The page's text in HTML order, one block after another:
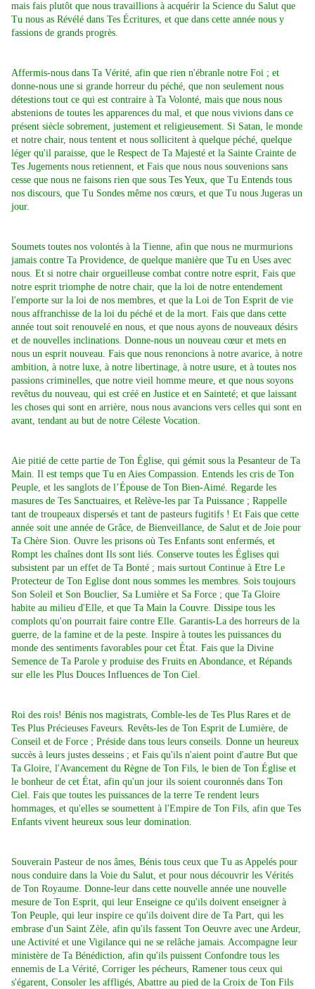
mais fais plutôt que nous travaillions à acquérir la Science du Salut que
Tu nous as Révélé dans Tes Écritures, et que dans cette année nous y
fassions de grands progrès.
Affermis-nous dans Ta Vérité, afin que rien n'ébranle notre Foi ; et
donne-nous une si grande horreur du péché, que non seulement nous
détestions tout ce qui est contraire à Ta Volonté, mais que nous nous
abstenions de toutes les apparences du mal, et que nous vivions dans ce
présent siècle sobrement, justement et religieusement. Si Satan, le monde
et notre chair, nous tentent et nous sollicitent à quelque péché, quelque
léger qu'il paraisse, que le Respect de Ta Majesté et la Sainte Crainte de
Tes Jugements nous retiennent, et Fais que nous nous souvenions sans
cesse que nous ne faisons rien que sous Tes Yeux, que Tu Entends tous
nos discours, que Tu Sondes même nos cœurs, et que Tu nous Jugeras un
jour.
Soumets toutes nos volontés à la Tienne, afin que nous ne murmurions
jamais contre Ta Providence, de quelque manière que Tu en Uses avec
nous. Et si notre chair orgueilleuse combat contre notre esprit, Fais que
notre esprit triomphe de notre chair, que la loi de notre entendement
l'emporte sur la loi de nos membres, et que la Loi de Ton Esprit de vie
nous affranchisse de la loi du péché et de la mort. Fais que dans cette
année tout soit renouvelé en nous, et que nous ayons de nouveaux désirs
et de nouvelles inclinations. Donne-nous un nouveau cœur et mets en
nous un esprit nouveau. Fais que nous renoncions à notre avarice, à notre
ambition, à notre luxe, à notre libertinage, à notre usure, et à toutes nos
passions criminelles, que notre vieil homme meure, et que nous soyons
revêtus du nouveau, qui est créé en Justice et en Sainteté; et que laissant
les choses qui sont en arrière, nous nous avancions vers celles qui sont en
avant, tendant au but de notre Céleste Vocation.
Aie pitié de cette partie de Ton Église, qui gémit sous la Pesanteur de Ta
Main. Il est temps que Tu en Aies Compassion. Entends les cris de Ton
Peuple, et les sanglots de l’Épouse de Ton Bien-Aimé. Regarde les
masures de Tes Sanctuaires, et Relève-les par Ta Puissance ; Rappelle
tant de troupeaux dispersés et tant de pasteurs fugitifs ! Et Fais que cette
année soit une année de Grâce, de Bienveillance, de Salut et de Joie pour
Ta Chère Sion. Ouvre les prisons où Tes Enfants sont enfermés, et
Rompt les chaînes dont Ils sont liés. Conserve toutes les Églises qui
subsistent par un effet de Ta Bonté ; mais surtout Continue à Etre Le
Protecteur de Ton Eglise dont nous sommes les membres. Sois toujours
Son Soleil et Son Bouclier, Sa Lumière et Sa Force ; que Ta Gloire
habite au milieu d'Elle, et que Ta Main la Couvre. Dissipe tous les
complots qu'on pourrait faire contre Elle. Garantis-La des horreurs de la
guerre, de la famine et de la peste. Inspire à toutes les puissances du
monde des sentiments favorables pour cet État. Fais que la Divine
Semence de Ta Parole y produise des Fruits en Abondance, et Répands
sur elle les Plus Douces Influences de Ton Ciel.
Roi des rois! Bénis nos magistrats, Comble-les de Tes Plus Rares et de
Tes Plus Précieuses Faveurs. Revêts-les de Ton Esprit de Lumière, de
Conseil et de Force ; Préside dans tous leurs conseils. Donne un heureux
succès à leurs justes desseins ; et Fais qu'ils n'aient point d'autre But que
Ta Gloire, l'Avancement du Règne de Ton Fils, le bien de Ton Église et
le bonheur de cet État, afin qu'un jour ils soient couronnés dans Ton
Ciel. Fais que toutes les puissances de la terre Te rendent leurs
hommages, et qu'elles se soumettent à l'Empire de Ton Fils, afin que Tes
Enfants vivent heureux sous leur domination.
Souverain Pasteur de nos âmes, Bénis tous ceux que Tu as Appelés pour
nous conduire dans la Voie du Salut, et pour nous découvrir les Vérités
de Ton Royaume. Donne-leur dans cette nouvelle année une nouvelle
mesure de Ton Esprit, qui leur Enseigne ce qu'ils doivent enseigner à
Ton Peuple, qui leur inspire ce qu'ils doivent dire de Ta Part, qui les
embrase d'un Saint Zèle, afin qu'ils fassent Ton Oeuvre avec une Ardeur,
une Activité et une Vigilance qui ne se relâche jamais. Accompagne leur
ministère de Ta Bénédiction, afin qu'ils puissent Confondre tous les
ennemis de La Vérité, Corriger les pécheurs, Ramener tous ceux qui
s'égarent, Consoler les affligés, Abattre au pied de la Croix de Ton Fils